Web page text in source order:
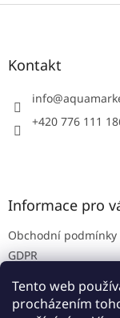
Tento web
procházením
Z
Kontakt
info@
+420 776 111
Informace pro
Obchodní podmínky
GDPR
Kontakty